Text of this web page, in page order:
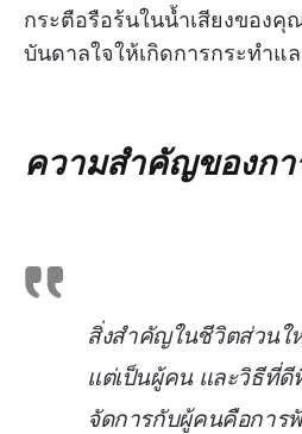
กระตือรือร้นในน้ำเสียงของคุ
บันดาลใจให้เกิดการกระทำแ
ความสำคัญของกา
สิ่งสำคัญในชีวิตส่วนใ
แต่เป็นผู้คน และวิธีที่ดี
จัดการกับผู้คนคือการ